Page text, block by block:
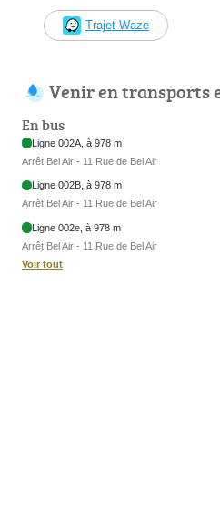
Trajet Waze
Venir en transports
En bus
Ligne 002A, à 978 m
Arrêt Bel Air - 11 Rue de Bel Air
Ligne 002B, à 978 m
Arrêt Bel Air - 11 Rue de Bel Air
Ligne 002e, à 978 m
Arrêt Bel Air - 11 Rue de Bel Air
Voir tout